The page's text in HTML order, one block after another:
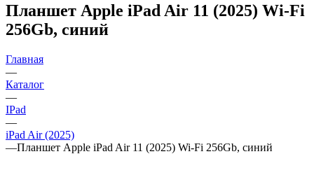
Планшет Apple iPad Air 11 (2025) Wi-Fi
256Gb, синий
Главная
—
Каталог
—
IPad
—
iPad Air (2025)
—Планшет Apple iPad Air 11 (2025) Wi-Fi 256Gb, синий